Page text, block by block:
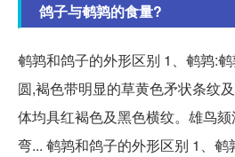
鸽子与鹌鹑的食量?
鹌鹑和鸽子的外形区别 1、鹌鹑:
圆,褐色带明显的草黄色矛状条纹
体均具红褐色及黑色横纹。雄鸟
弯... 鹌鹑和鸽子的外形区别 1、